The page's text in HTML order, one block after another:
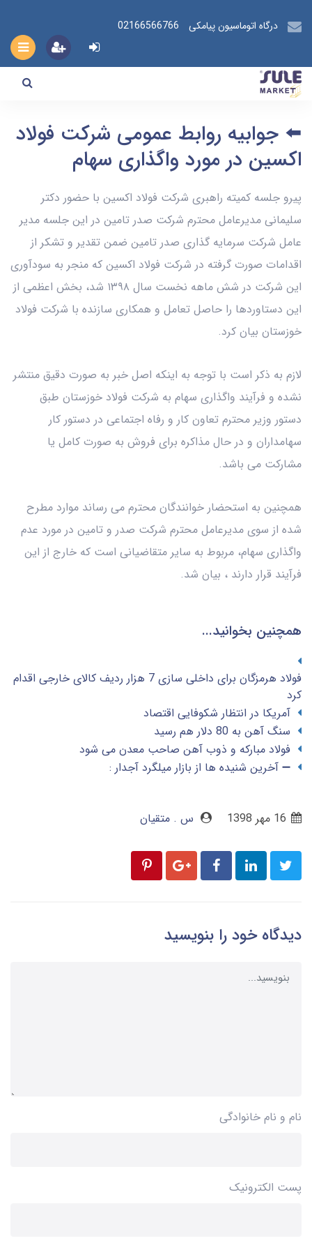
درگاه اتوماسیون پیامکی 02166566766
⬅️ جوابیه روابط عمومی شرکت فولاد
اکسین در مورد واگذاری سهام
پیرو جلسه کمیته راهبری شرکت فولاد اکسین با حضور دکتر
سلیمانی مدیرعامل محترم شرکت صدر تامین در این جلسه مدیر
عامل شرکت سرمایه گذاری صدر تامین ضمن تقدیر و تشکر از
اقدامات صورت گرفته در شرکت فولاد اکسین که منجر به سودآوری
این شرکت در شش ماهه نخست سال ۱۳۹۸ شد، بخش اعظمی از
این دستاوردها را حاصل تعامل و همکاری سازنده با شرکت فولاد
خوزستان بیان کرد.
لازم به ذکر است با توجه به اینکه اصل خبر به صورت دقیق منتشر
نشده و فرآیند واگذاری سهام به شرکت فولاد خوزستان طبق
دستور وزیر محترم تعاون کار و رفاه اجتماعی در دستور کار
سهامداران و در حال مذاکره برای فروش به صورت کامل یا
مشارکت می باشد.
همچنین به استحضار خوانندگان محترم می رساند موارد مطرح
شده از سوی مدیرعامل محترم شرکت صدر و تامین در مورد عدم
واگذاری سهام، مربوط به سایر متقاضیانی است که خارج از این
فرآیند قرار دارند ، بیان شد.
همچنین بخوانید...
فولاد هرمزگان برای داخلی سازی 7 هزار ردیف کالای خارجی اقدام
کرد
آمریکا در انتظار شکوفایی اقتصاد
سنگ آهن به 80 دلار هم رسید
فولاد مبارکه و ذوب آهن صاحب معدن می شود
➖ آخرین شنیده ها از بازار میلگرد آجدار :
س . متقیان
دیدگاه خود را بنویسید
نام و نام خانوادگی
پست الکترونیک